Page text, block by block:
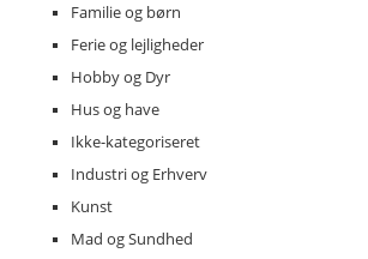
Familie og børn
Ferie og lejligheder
Hobby og Dyr
Hus og have
Ikke-kategoriseret
Industri og Erhverv
Kunst
Mad og Sundhed